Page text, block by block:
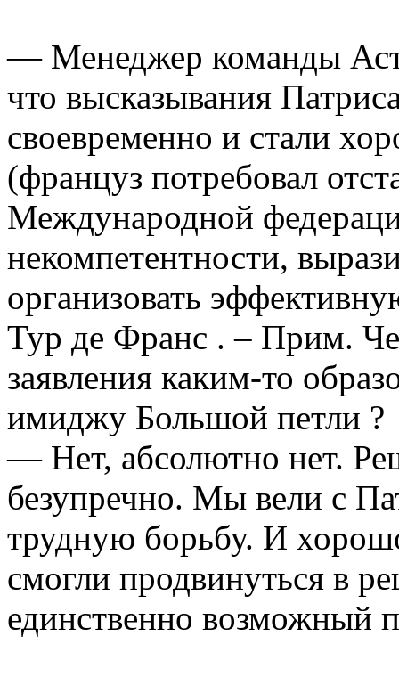
— Менеджер команды
что высказывания
своевременно и стали
(француз потребовал
Международной
некомпетентности,
организовать
Тур де Франс . – Прим.
заявления каким-то
имиджу Большой петли ?
— Нет, абсолютно нет.
безупречно. Мы вели с
трудную борьбу. И
смогли продвинуться в
единственно возможный